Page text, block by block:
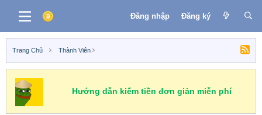
Đăng nhập Đăng ký
Trang Chủ Thành Viên
Hướng dẫn kiếm tiền đơn giản miễn phí